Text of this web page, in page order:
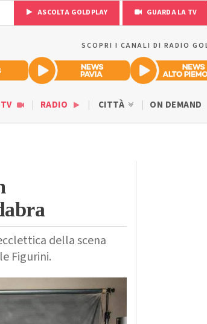
ASCOLTA GOLDPLAY GUARDA LA TV
SCOPRI I CANALI DI RADIO
RADIO CITTÀ ON DEMAND
della scena
Figurini.